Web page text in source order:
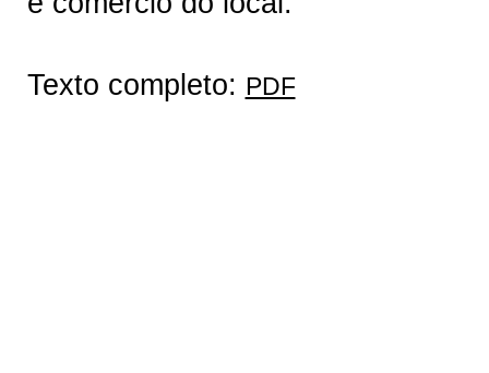
Texto completo: PDF